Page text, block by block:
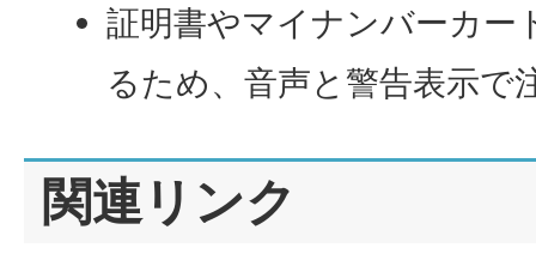
証明書やマイナンバーカー
るため、音声と警告表示で
関連リンク